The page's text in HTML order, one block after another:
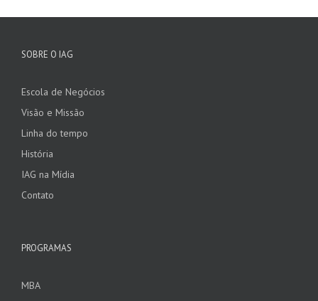
SOBRE O IAG
Escola de Negócios
Visão e Missão
Linha do tempo
História
IAG na Mídia
Contato
PROGRAMAS
MBA